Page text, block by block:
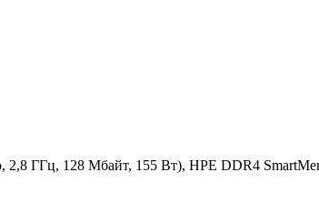
2,8 ГГц, 128 Мбайт, 155 Вт), HPE DDR4